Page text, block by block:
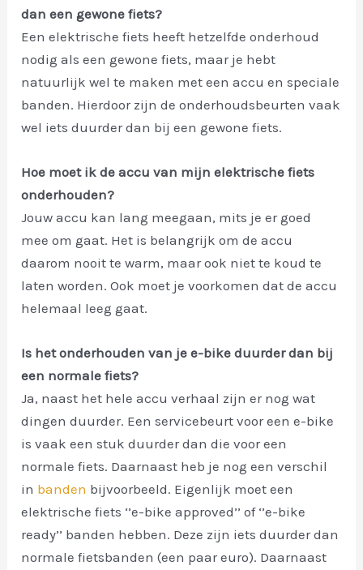
dan een gewone fiets?
Een elektrische fiets heeft hetzelfde onderhoud
nodig als een gewone fiets, maar je hebt
natuurlijk wel te maken met een accu en speciale
banden. Hierdoor zijn de onderhoudsbeurten vaak
wel iets duurder dan bij een gewone fiets.
Hoe moet ik de accu van mijn elektrische fiets
onderhouden?
Jouw accu kan lang meegaan, mits je er goed
mee om gaat. Het is belangrijk om de accu
daarom nooit te warm, maar ook niet te koud te
laten worden. Ook moet je voorkomen dat de accu
helemaal leeg gaat.
Is het onderhouden van je e-bike duurder dan bij
een normale fiets?
Ja, naast het hele accu verhaal zijn er nog wat
dingen duurder. Een servicebeurt voor een e-bike
is vaak een stuk duurder dan die voor een
normale fiets. Daarnaast heb je nog een verschil
in banden bijvoorbeeld. Eigenlijk moet een
elektrische fiets ‘’e-bike approved’’ of ‘’e-bike
ready’’ banden hebben. Deze zijn iets duurder dan
normale fietsbanden (een paar euro). Daarnaast